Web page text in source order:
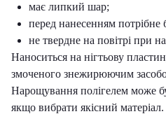
має липкий шар;
перед нанесенням потрібне
не твердне на повітрі при
Наноситься на нігтьову
змоченого знежирюючим
Нарощування полігелем може
якщо вибрати якісний